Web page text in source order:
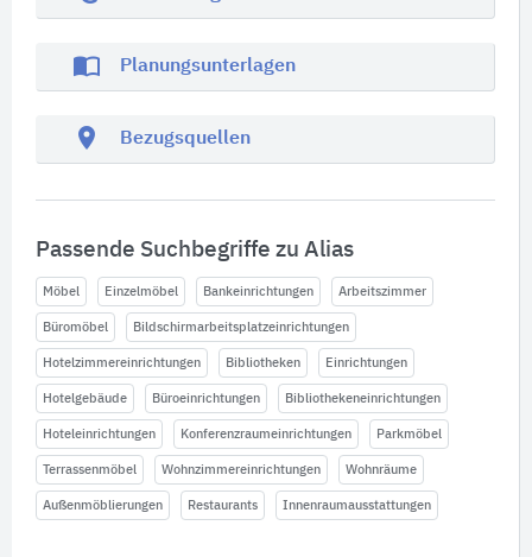
import_contacts Planungsunterlagen
location_on Bezugsquellen
Passende Suchbegriffe zu Alias
Möbel Einzelmöbel Bankeinrichtungen Arbeitszimmer
Büromöbel Bildschirmarbeitsplatzeinrichtungen
Hotelzimmereinrichtungen Bibliotheken Einrichtungen
Hotelgebäude Büroeinrichtungen Bibliothekeneinrichtungen
Hoteleinrichtungen Konferenzraumeinrichtungen Parkmöbel
Terrassenmöbel Wohnzimmereinrichtungen Wohnräume
Außenmöblierungen Restaurants Innenraumausstattungen